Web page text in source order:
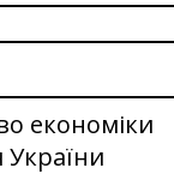
економіки
України